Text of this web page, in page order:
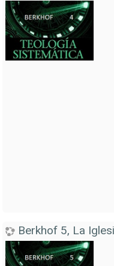
Berkhof 5, La